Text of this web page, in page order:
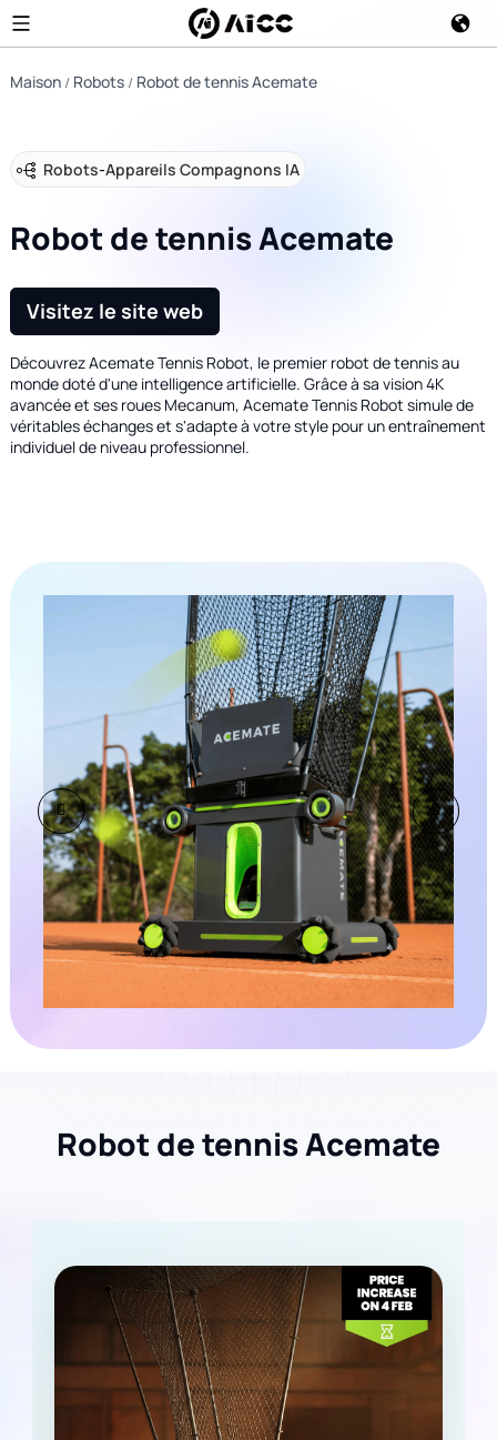
Maison Robots Robot de tennis Acemate
Robots-Appareils Compagnons IA
Robot de tennis Acemate
Visitez le site web
Découvrez Acemate Tennis Robot, le premier robot de tennis au
monde doté d'une intelligence artificielle. Grâce à sa vision 4K
avancée et ses roues Mecanum, Acemate Tennis Robot simule de
véritables échanges et s'adapte à votre style pour un entraînement
individuel de niveau professionnel.
Robot de tennis Acemate